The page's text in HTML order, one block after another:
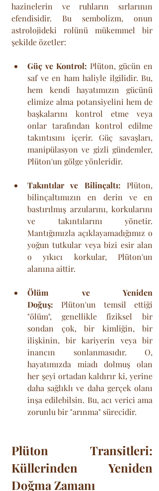
hazinelerin ve ruhların sırlarının
efendisidir. Bu sembolizm, onun
astrolojideki rolünü mükemmel bir
şekilde özetler:
Güç ve Kontrol: Plüton, gücün en
saf ve en ham haliyle ilgilidir. Bu,
hem kendi hayatımızın gücünü
elimize alma potansiyelini hem de
başkalarını kontrol etme veya
onlar tarafından kontrol edilme
takıntısını içerir. Güç savaşları,
manipülasyon ve gizli gündemler,
Plüton'un gölge yönleridir.
Takıntılar ve Bilinçaltı: Plüton,
bilinçaltımızın en derin ve en
bastırılmış arzularını, korkularını
ve takıntılarını yönetir.
Mantığımızla açıklayamadığımız o
yoğun tutkular veya bizi esir alan
o yıkıcı korkular, Plüton'un
alanına aittir.
Ölüm ve Yeniden
Doğuş: Plüton'un temsil ettiği
"ölüm", genellikle fiziksel bir
sondan çok, bir kimliğin, bir
ilişkinin, bir kariyerin veya bir
inancın sonlanmasıdır. O,
hayatımızda miadı dolmuş olan
her şeyi ortadan kaldırır ki, yerine
daha sağlıklı ve daha gerçek olanı
inşa edilebilsin. Bu, acı verici ama
zorunlu bir "arınma" sürecidir.
Plüton Transitleri:
Küllerinden Yeniden
Doğma Zamanı